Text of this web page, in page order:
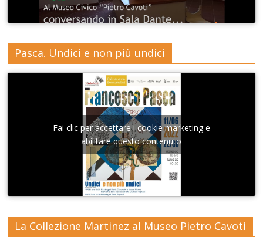
Pasca. Undici e non più undici
Fai clic per accettare i cookie marketing e
abilitare questo contenuto
La Collezione Martinez al Museo Pietro Cavoti